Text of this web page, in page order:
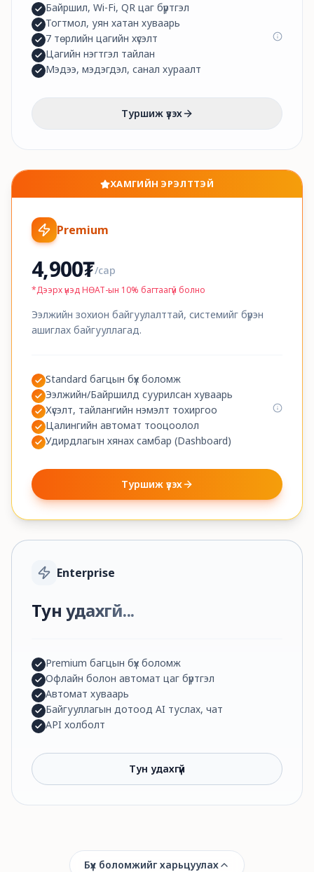
Байршил, Wi-Fi, QR цаг бүртгэл
Тогтмол, уян хатан хуваарь
7 төрлийн цагийн хүсэлт
Цагийн нэгтгэл тайлан
Мэдээ, мэдэгдэл, санал хураалт
Туршиж үзэх
ХАМГИЙН ЭРЭЛТТЭЙ
Premium
4,900₮/сар
*Дээрх үнэд НӨАТ-ын 10% багтаагүй болно
Ээлжийн зохион байгуулалттай, системийг бүрэн
ашиглах байгууллагад.
Standard багцын бүх боломж
Ээлжийн/Байршилд суурилсан хуваарь
Хүсэлт, тайлангийн нэмэлт тохиргоо
Цалингийн автомат тооцоолол
Удирдлагын хянах самбар (Dashboard)
Туршиж үзэх
Enterprise
Тун удахгүй...
Premium багцын бүх боломж
Офлайн болон автомат цаг бүртгэл
Автомат хуваарь
Байгууллагын дотоод AI туслах, чат
API холболт
Тун удахгүй
Бүх боломжийг харьцуулах